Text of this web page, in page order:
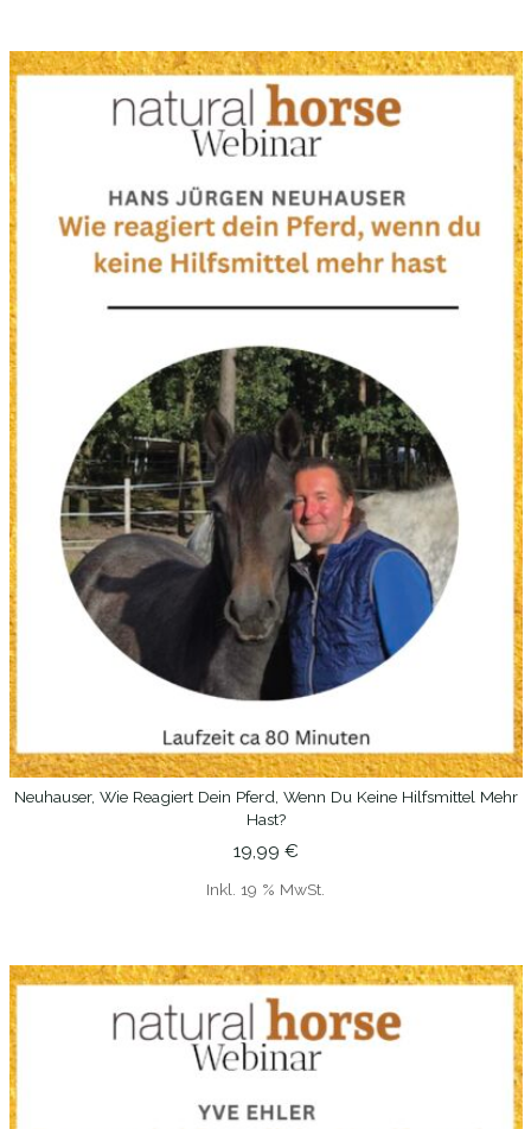
IN DEN WARENKORB
Neuhauser, Wie Reagiert Dein Pferd, Wenn Du Keine Hilfsmittel Mehr
Hast?
19,99 €
Inkl. 19 % MwSt.